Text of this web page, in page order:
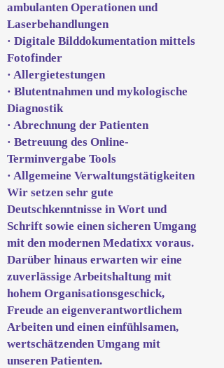
ambulanten Operationen und
Laserbehandlungen
· Digitale Bilddokumentation mittels
Fotofinder
· Allergietestungen
· Blutentnahmen und mykologische
Diagnostik
· Abrechnung der Patienten
· Betreuung des Online-
Terminvergabe Tools
· Allgemeine Verwaltungstätigkeiten
Wir setzen sehr gute
Deutschkenntnisse in Wort und
Schrift sowie einen sicheren Umgang
mit den modernen Medatixx voraus.
Darüber hinaus erwarten wir eine
zuverlässige Arbeitshaltung mit
hohem Organisationsgeschick,
Freude an eigenverantwortlichem
Arbeiten und einen einfühlsamen,
wertschätzenden Umgang mit
unseren Patienten.